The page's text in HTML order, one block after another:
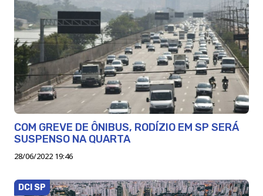
COM GREVE DE ÔNIBUS, RODÍZIO EM SP SERÁ
SUSPENSO NA QUARTA
28/06/2022 19:46
DCI SP